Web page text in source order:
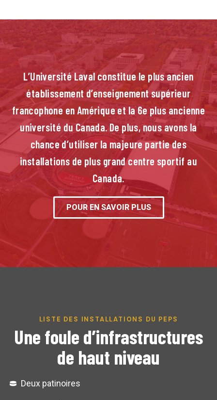
L’Université Laval constitue le plus ancien
établissement d’enseignement supérieur
francophone en Amérique et la 6e plus ancienne
université du Canada. De plus, nous avons la
chance d’utiliser la majeure partie des
installations de plus grand centre sportif au
Canada.
POUR EN SAVOIR PLUS
LISTE DES INSTALLATIONS DU PEPS
Une foule d’infrastructures
de haut niveau
Deux patinoires